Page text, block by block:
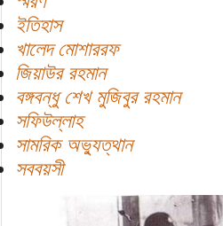
ইতিহাস
খালেদ মোশাররফ
জিয়াউর রহমান
বঙ্গবন্ধু শেখ মুজিবুর রহমান
সফিউল্লাহ
সামরিক অভ্যুত্থান
সববয়সী